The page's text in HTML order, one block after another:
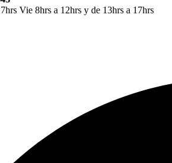
Vie 8hrs a 12hrs y de 13hrs a 17hrs